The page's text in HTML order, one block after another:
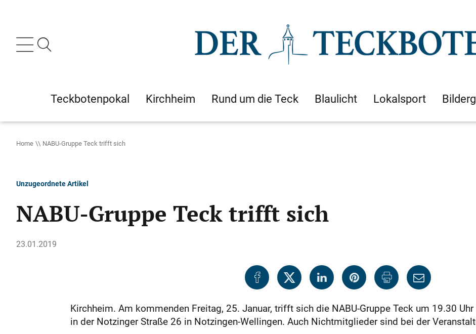
Teckbotenpokal Kirchheim Rund um die Teck Blaulicht Lokalsport
Home NABU-Gruppe Teck trifft sich
Unzugeordnete Artikel
NABU-Gruppe Teck trifft sich
23.01.2019
Kirchheim. Am kommenden Freitag, 25. Januar, trifft sich die NABU-Gruppe Teck um 19.30
in der Notzinger Straße 26 in Notzingen-Wellingen. Auch Nichtmitglieder sind bei der